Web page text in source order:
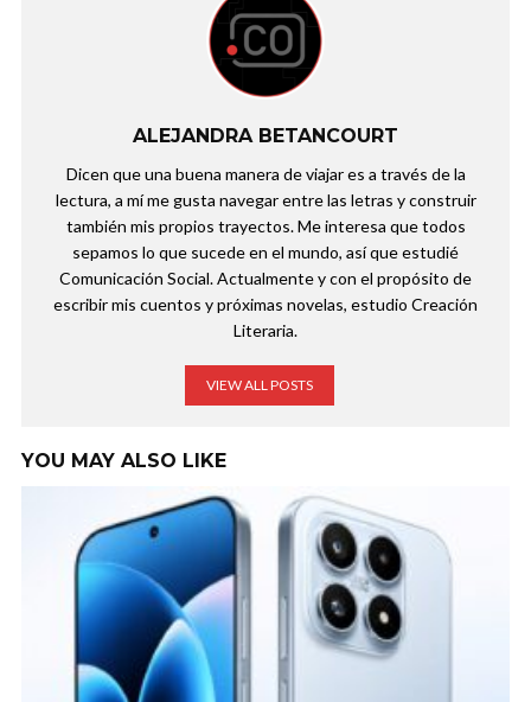
ALEJANDRA BETANCOURT
Dicen que una buena manera de viajar es a través de la
lectura, a mí me gusta navegar entre las letras y construir
también mis propios trayectos. Me interesa que todos
sepamos lo que sucede en el mundo, así que estudié
Comunicación Social. Actualmente y con el propósito de
escribir mis cuentos y próximas novelas, estudio Creación
Literaria.
VIEW ALL POSTS
YOU MAY ALSO LIKE